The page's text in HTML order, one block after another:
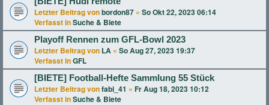
Letzter Beitrag vonbordon87 « So Okt 22, 2023 06:14
Verfasst inSuche & Biete
Playoff Rennen zum GFL-Bowl 2023
Letzter Beitrag von LA « So Aug 27, 2023 19:37
Verfasst inGFL
[BIETE] Football-Hefte Sammlung 55 Stück
Letzter Beitrag vonfabi_41 « Fr Aug 18, 2023 10:12
Verfasst inSuche & Biete